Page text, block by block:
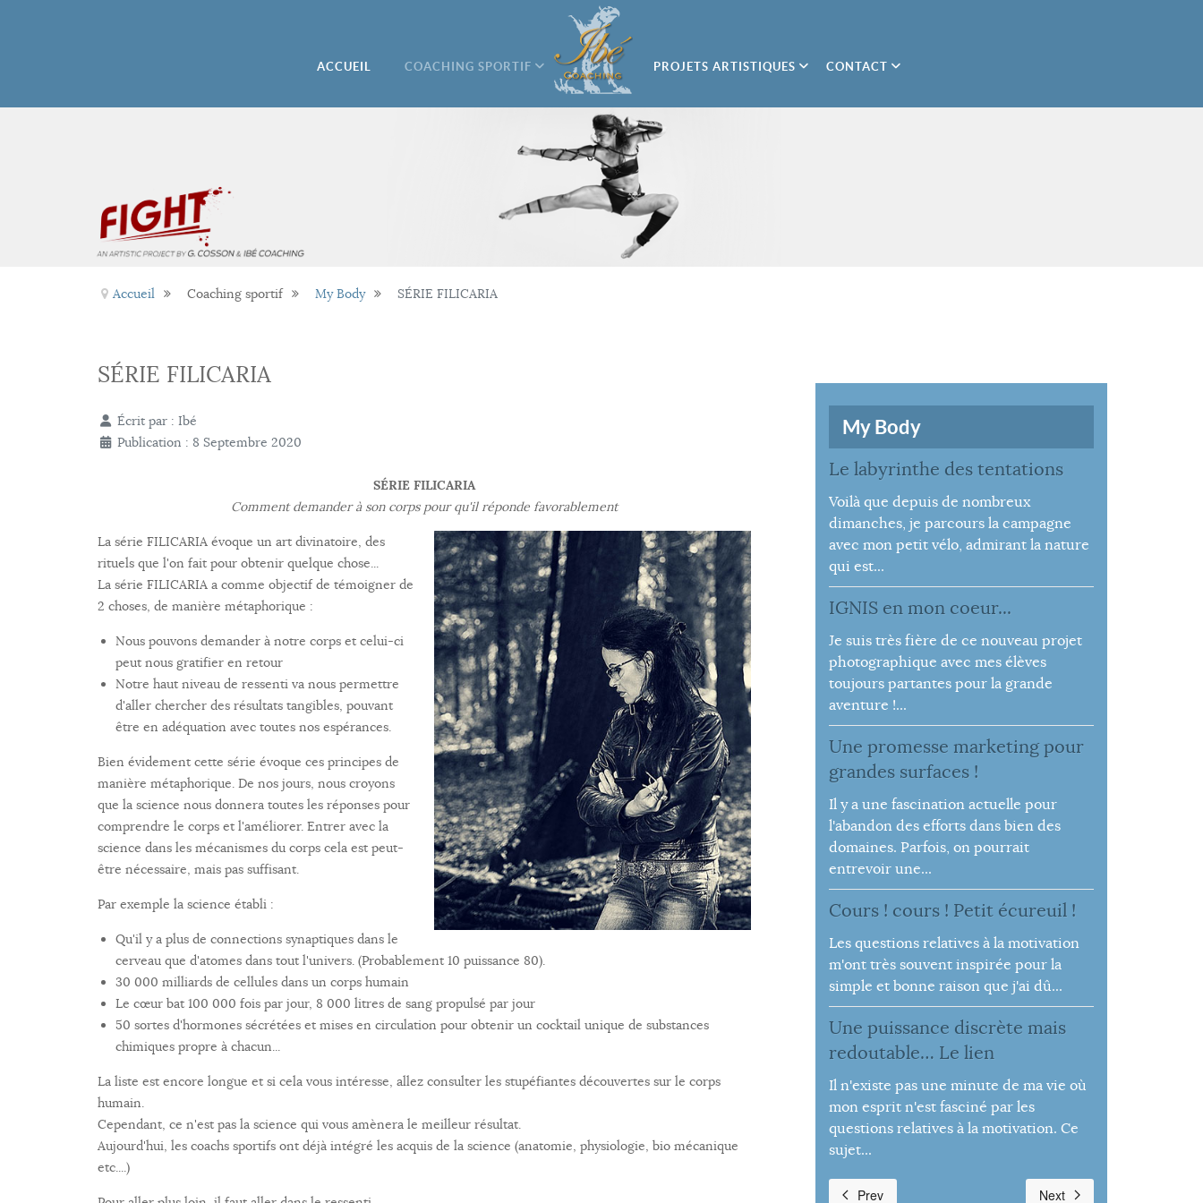
ACCUEIL COACHING SPORTIF PROJETS ARTISTIQUES CONTACT
Accueil Coaching sportif My Body SÉRIE FILICARIA
SÉRIE FILICARIA
Écrit par : Ibé
Publication : 8 Septembre 2020
SÉRIE FILICARIA
Comment demander à son corps pour qu'il réponde favorablement
La série FILICARIA évoque un art divinatoire, des
rituels que l'on fait pour obtenir quelque chose...
La série FILICARIA a comme objectif de témoigner de
2 choses, de manière métaphorique :
Nous pouvons demander à notre corps et celui-ci
peut nous gratifier en retour
Notre haut niveau de ressenti va nous permettre
d'aller chercher des résultats tangibles, pouvant
être en adéquation avec toutes nos espérances.
Bien évidement cette série évoque ces principes de
manière métaphorique. De nos jours, nous croyons
que la science nous donnera toutes les réponses pour
comprendre le corps et l'améliorer. Entrer avec la
science dans les mécanismes du corps cela est peut-
être nécessaire, mais pas suffisant.
Par exemple la science établi :
Qu'il y a plus de connections synaptiques dans le
cerveau que d'atomes dans tout l'univers. (Probablement 10 puissance 80).
30 000 milliards de cellules dans un corps humain
Le cœur bat 100 000 fois par jour, 8 000 litres de sang propulsé par jour
50 sortes d'hormones sécrétées et mises en circulation pour obtenir un cocktail unique de substances
chimiques propre à chacun...
La liste est encore longue et si cela vous intéresse, allez consulter les stupéfiantes découvertes sur le corps
humain.
Cependant, ce n'est pas la science qui vous amènera le meilleur résultat.
Aujourd'hui, les coachs sportifs ont déjà intégré les acquis de la science (anatomie, physiologie, bio mécanique
etc....)
My Body
Le labyrinthe des tentations
Voilà que depuis de nombreux
dimanches, je parcours la campagne
avec mon petit vélo, admirant la nature
qui est...
IGNIS en mon coeur...
Je suis très fière de ce nouveau projet
photographique avec mes élèves
toujours partantes pour la grande
aventure !...
Une promesse marketing pour
grandes surfaces !
Il y a une fascination actuelle pour
l'abandon des efforts dans bien des
domaines. Parfois, on pourrait
entrevoir une...
Cours ! cours ! Petit écureuil !
Les questions relatives à la motivation
m'ont très souvent inspirée pour la
simple et bonne raison que j'ai dû...
Une puissance discrète mais
redoutable… Le lien
Il n'existe pas une minute de ma vie où
mon esprit n'est fasciné par les
questions relatives à la motivation. Ce
sujet...
Prev Next